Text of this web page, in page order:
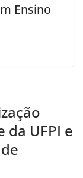
Ensino
UFPI e